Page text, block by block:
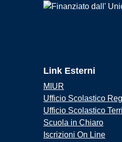
Link Esterni
MIUR
Ufficio Scolastico
Ufficio Scolastico
Scuola in Chiaro
Iscrizioni On Line